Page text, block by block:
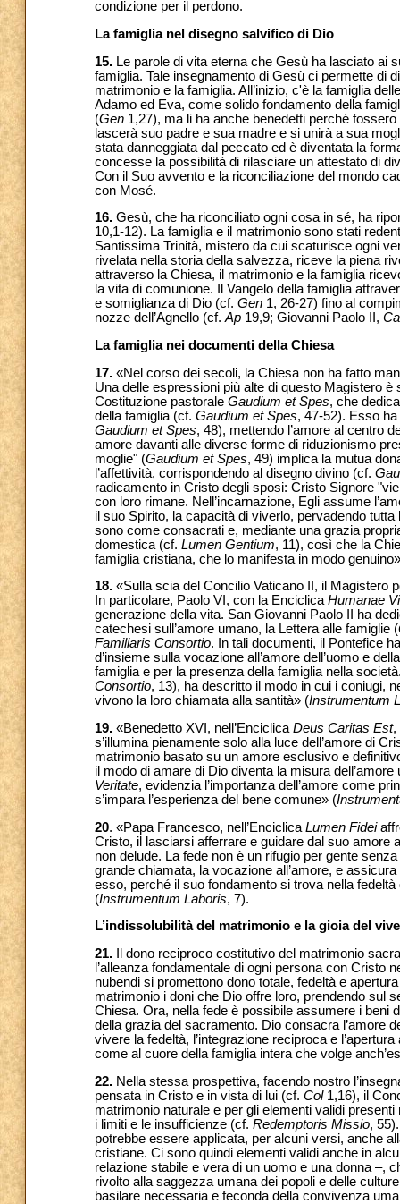
condizione per il perdono.
La famiglia nel disegno salvifico di Dio
15. Le parole di vita eterna che Gesù ha lasciato ai
famiglia. Tale insegnamento di Gesù ci permette di
matrimonio e la famiglia. All’inizio, c'è la famiglia
Adamo ed Eva, come solido fondamento della
(Gen 1,27), ma li ha anche benedetti perché
lascerà suo padre e sua madre e si unirà a sua
stata danneggiata dal peccato ed è diventata la
concesse la possibilità di rilasciare un attestato di
Con il Suo avvento e la riconciliazione del mondo
con Mosé.
16. Gesù, che ha riconciliato ogni cosa in sé, ha
10,1-12). La famiglia e il matrimonio sono stati
Santissima Trinità, mistero da cui scaturisce ogni
rivelata nella storia della salvezza, riceve la piena
attraverso la Chiesa, il matrimonio e la famiglia
la vita di comunione. Il Vangelo della famiglia
e somiglianza di Dio (cf. Gen 1, 26-27) fino al
nozze dell’Agnello (cf.Ap 19,9; Giovanni Paolo II,
La famiglia nei documenti della Chiesa
17. «Nel corso dei secoli, la Chiesa non ha fatto
Una delle espressioni più alte di questo Magistero
Costituzione pastorale Gaudium et Spes, che
della famiglia (cf. Gaudium et Spes, 47-52). Esso
Gaudium et Spes, 48), mettendo l’amore al centro
amore davanti alle diverse forme di riduzionismo
moglie" (Gaudium et Spes, 49) implica la mutua
l’affettività, corrispondendo al disegno divino (cf.
radicamento in Cristo degli sposi: Cristo Signore
con loro rimane. Nell’incarnazione, Egli assume
il suo Spirito, la capacità di viverlo, pervadendo
sono come consacrati e, mediante una grazia
domestica (cf. Lumen Gentium, 11), così che la
famiglia cristiana, che lo manifesta in modo
18. «Sulla scia del Concilio Vaticano II, il Magistero
In particolare, Paolo VI, con la EnciclicaHumanae
generazione della vita. San Giovanni Paolo II ha
catechesi sull’amore umano, la Lettera alle famiglie (
Familiaris Consortio. In tali documenti, il Pontefice
d’insieme sulla vocazione all’amore dell’uomo e
famiglia e per la presenza della famiglia nella
Consortio, 13), ha descritto il modo in cui i coniugi,
vivono la loro chiamata alla santità» (Instrumentum
19. «Benedetto XVI, nell’Enciclica Deus Caritas Est,
s’illumina pienamente solo alla luce dell’amore di
matrimonio basato su un amore esclusivo e
il modo di amare di Dio diventa la misura dell’amore
Veritate, evidenzia l’importanza dell’amore come
s’impara l’esperienza del bene comune» (
20. «Papa Francesco, nell’Enciclica Lumen Fidei
Cristo, il lasciarsi afferrare e guidare dal suo amore
non delude. La fede non è un rifugio per gente
grande chiamata, la vocazione all’amore, e
esso, perché il suo fondamento si trova nella
(Instrumentum Laboris, 7).
L’indissolubilità del matrimonio e la gioia del
21. Il dono reciproco costitutivo del matrimonio
l’alleanza fondamentale di ogni persona con
nubendi si promettono dono totale, fedeltà e
matrimonio i doni che Dio offre loro, prendendo sul
Chiesa. Ora, nella fede è possibile assumere i beni
della grazia del sacramento. Dio consacra l’amore
vivere la fedeltà, l’integrazione reciproca e
come al cuore della famiglia intera che volge
22. Nella stessa prospettiva, facendo nostro
pensata in Cristo e in vista di lui (cf. Col1,16), il
matrimonio naturale e per gli elementi validi
i limiti e le insufficienze (cf. Redemptoris Missio,
potrebbe essere applicata, per alcuni versi, anche
cristiane. Ci sono quindi elementi validi anche in
relazione stabile e vera di un uomo e una donna –,
rivolto alla saggezza umana dei popoli e delle
basilare necessaria e feconda della convivenza